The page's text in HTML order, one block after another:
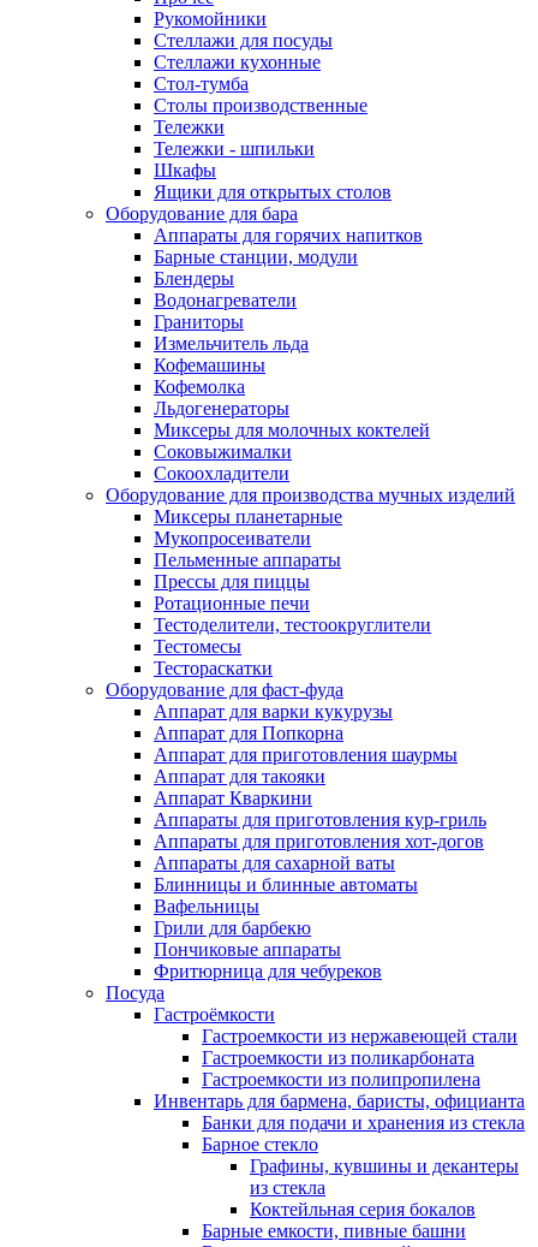
Рукомойники
Стеллажи для посуды
Стеллажи кухонные
Стол-тумба
Столы производственные
Тележки
Тележки - шпильки
Шкафы
Ящики для открытых столов
Оборудование для бара
Аппараты для горячих напитков
Барные станции, модули
Блендеры
Водонагреватели
Граниторы
Измельчитель льда
Кофемашины
Кофемолка
Льдогенераторы
Миксеры для молочных коктелей
Соковыжималки
Сокоохладители
Оборудование для производства мучных изделий
Миксеры планетарные
Мукопросеиватели
Пельменные аппараты
Прессы для пиццы
Ротационные печи
Тестоделители, тестоокруглители
Тестомесы
Тестораскатки
Оборудование для фаст-фуда
Аппарат для варки кукурузы
Аппарат для Попкорна
Аппарат для приготовления шаурмы
Аппарат для такояки
Аппарат Кваркини
Аппараты для приготовления кур-гриль
Аппараты для приготовления хот-догов
Аппараты для сахарной ваты
Блинницы и блинные автоматы
Вафельницы
Грили для барбекю
Пончиковые аппараты
Фритюрница для чебуреков
Посуда
Гастроёмкости
Гастроемкости из нержавеющей стали
Гастроемкости из поликарбоната
Гастроемкости из полипропилена
Инвентарь для бармена, баристы, официанта
Банки для подачи и хранения из стекла
Барное стекло
Графины, кувшины и декантеры
из стекла
Коктейльная серия бокалов
Барные емкости, пивные башни